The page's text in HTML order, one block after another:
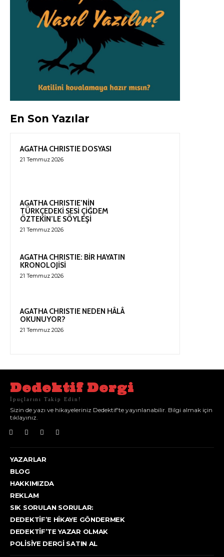
En Son Yazılar
AGATHA CHRISTIE DOSYASI
21 Temmuz 2026
AGATHA CHRISTIE’NİN
TÜRKÇEDEKİ SESİ ÇİĞDEM
ÖZTEKİN’LE SÖYLEŞİ
21 Temmuz 2026
AGATHA CHRISTIE: BİR HAYATIN
KRONOLOJİSİ
21 Temmuz 2026
AGATHA CHRISTIE NEDEN HÂLÂ
OKUNUYOR?
21 Temmuz 2026
Dedektif Dergi
İpuçlarını Takip Edin!
Sizin de yazı ve hikayeleriniz Dedektif'te yayınlanabilir. Bilgi almak için
tıklayınız.
YAZARLAR
BLOG
HAKKIMIZDA
REKLAM
SIK SORULAN SORULAR:
DEDEKTIF’E HIKAYE GÖNDERMEK
DEDEKTIF’TE YAZAR OLMAK
POLISIYE DERGI SATIN AL